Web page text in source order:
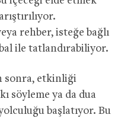
rehber, isteğe bağlı
ile tatlandırabiliyor.
sonra, etkinliği
söyleme ya da dua
başlatıyor. Bu